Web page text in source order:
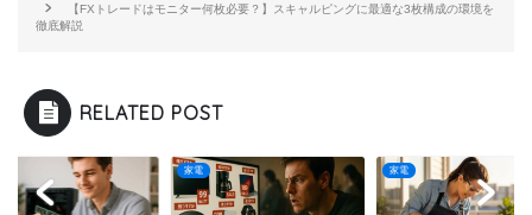
【FXトレードはモニター何枚必要？】スキャルピングに最適な3枚構成の環境を
徹底解説
RELATED POST
家電 家電